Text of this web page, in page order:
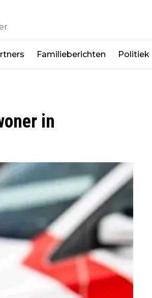
Familieberichten Politiek
in